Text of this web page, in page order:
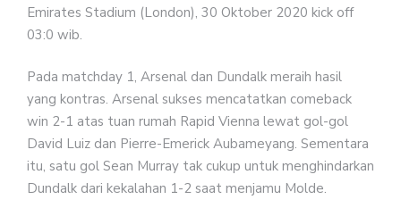
Emirates Stadium (London), 30 Oktober 2020 kick off
03:0 wib.
Pada matchday 1, Arsenal dan Dundalk meraih hasil
yang kontras. Arsenal sukses mencatatkan comeback
win 2-1 atas tuan rumah Rapid Vienna lewat gol-gol
David Luiz dan Pierre-Emerick Aubameyang. Sementara
itu, satu gol Sean Murray tak cukup untuk menghindarkan
Dundalk dari kekalahan 1-2 saat menjamu Molde.